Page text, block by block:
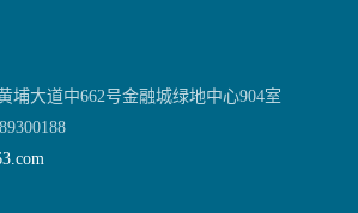
埔大道中662号金融城绿地中心904室